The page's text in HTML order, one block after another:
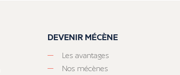
DEVENIR MÉCÈNE
Les avantages
Nos mécènes